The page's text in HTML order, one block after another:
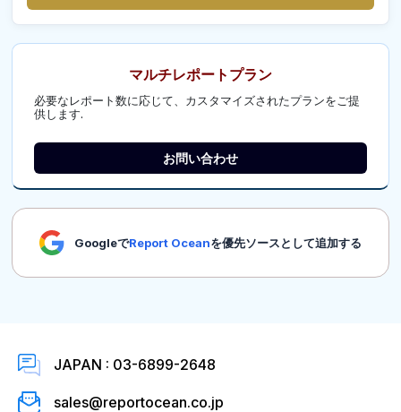
マルチレポートプラン
必要なレポート数に応じて、カスタマイズされたプランをご提
供します.
お問い合わせ
GoogleでReport Oceanを優先ソースとして追加する
JAPAN : 03-6899-2648
sales@reportocean.co.jp